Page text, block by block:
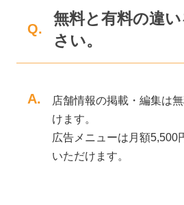
Q.
無料と有料の違
さい。
A.
店舗情報の掲載・編集は
けます。
広告メニューは月額5,500
いただけます。